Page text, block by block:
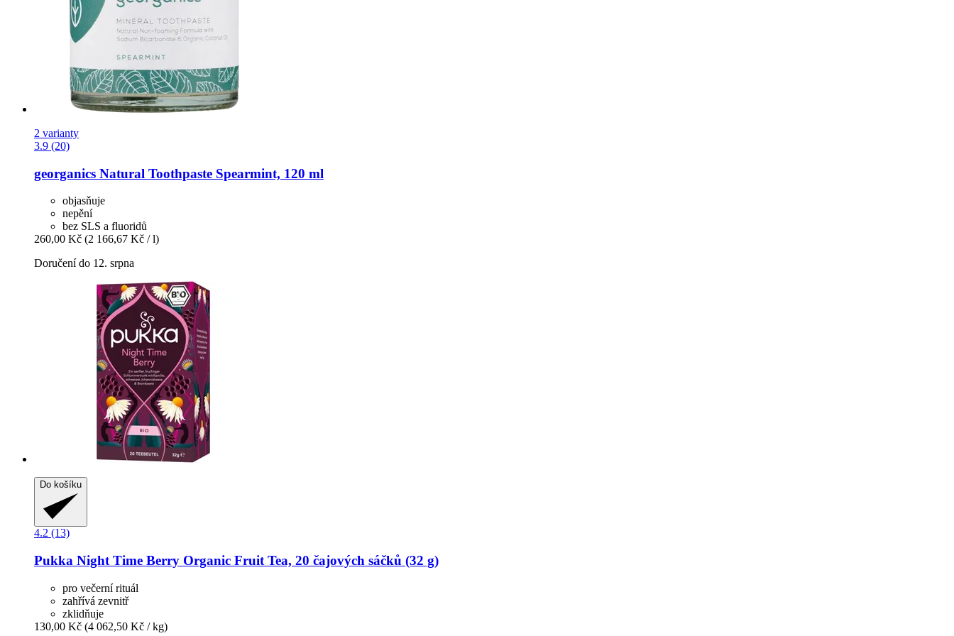
2 varianty
3.9 (20)
georganics Natural Toothpaste Spearmint, 120 ml
objasňuje
nepění
bez SLS a fluoridů
260,00 Kč (2 166,67 Kč / l)
Doručení do 12. srpna
Do košíku
4.2 (13)
Pukka Night Time Berry Organic Fruit Tea, 20 čajových sáčků (32 g)
pro večerní rituál
zahřívá zevnitř
zklidňuje
130,00 Kč (4 062,50 Kč / kg)